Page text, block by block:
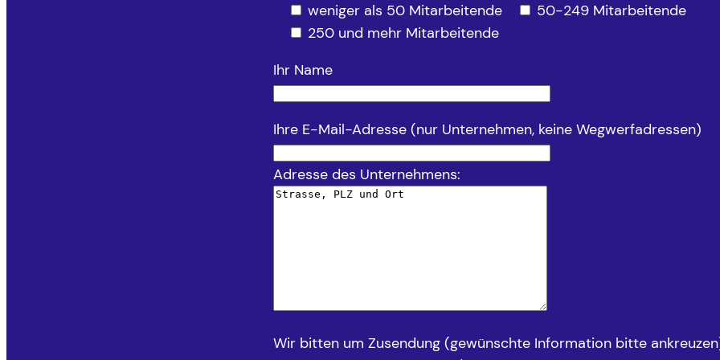
weniger als 50 Mitarbeitende
50-249 Mitarbeitende
250 und mehr Mitarbeitende
Ihr Name
Ihre E-Mail-Adresse (nur Unternehmen, keine Wegwerfadressen)
Adresse des Unternehmens:
Wir bitten um Zusendung (gewünschte Information bitte